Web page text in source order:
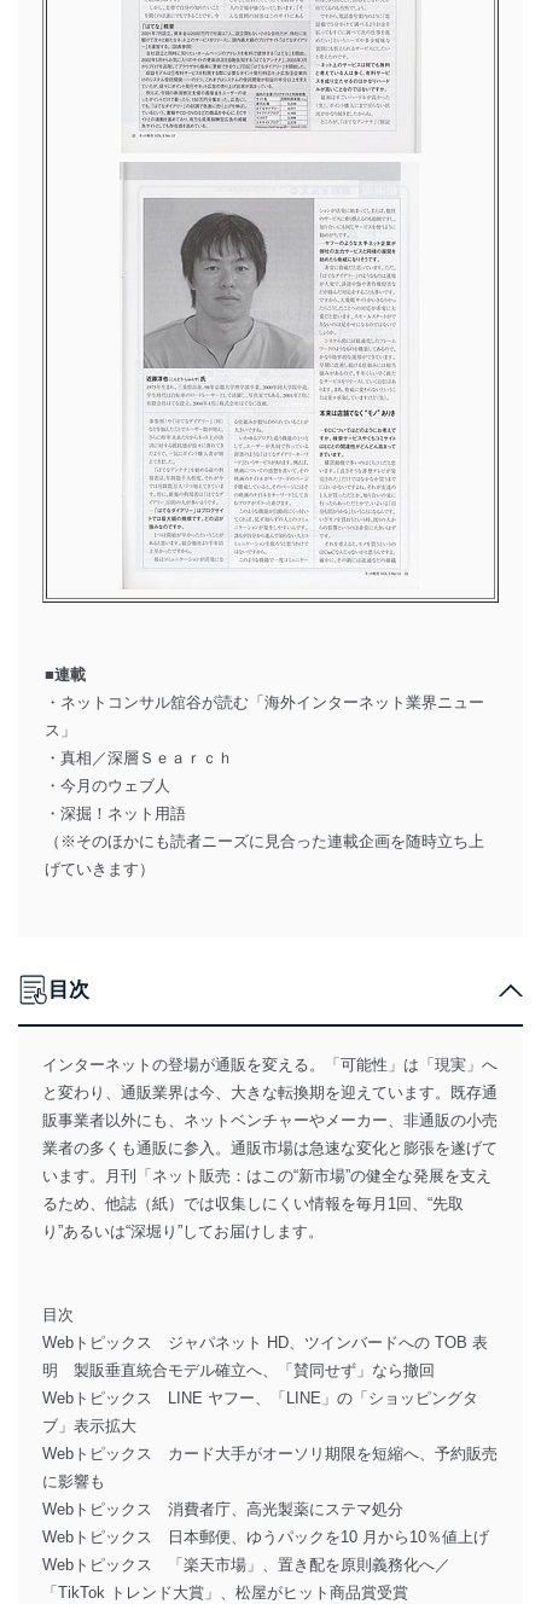
■連載
・ネットコンサル舘谷が読む「海外インターネット業界ニュー
ス」
・真相／深層Ｓｅａｒｃｈ
・今月のウェブ人
・深掘！ネット用語
（※そのほかにも読者ニーズに見合った連載企画を随時立ち上
げていきます）
目次
インターネットの登場が通販を変える。「可能性」は「現実」へ
と変わり、通販業界は今、大きな転換期を迎えています。既存通
販事業者以外にも、ネットベンチャーやメーカー、非通販の小売
業者の多くも通販に参入。通販市場は急速な変化と膨張を遂げて
います。月刊「ネット販売：はこの“新市場”の健全な発展を支え
るため、他誌（紙）では収集しにくい情報を毎月1回、“先取
り”あるいは“深堀り”してお届けします。
目次
Webトピックス ジャパネット HD、ツインバードへの TOB 表
明 製販垂直統合モデル確立へ、「賛同せず」なら撤回
Webトピックス LINE ヤフー、「LINE」の「ショッピングタ
ブ」表示拡大
Webトピックス カード大手がオーソリ期限を短縮へ、予約販売
に影響も
Webトピックス 消費者庁、高光製薬にステマ処分
Webトピックス 日本郵便、ゆうパックを10 月から10％値上げ
Webトピックス 「楽天市場」、置き配を原則義務化へ／
「TikTok トレンド大賞」、松屋がヒット商品賞受賞